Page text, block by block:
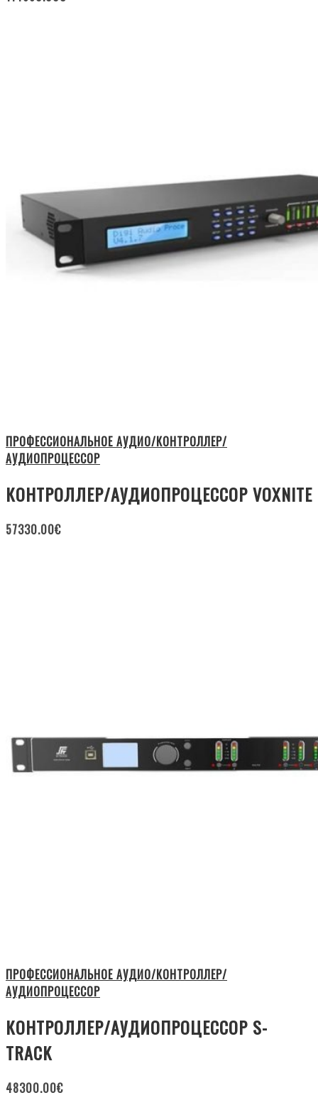
ПРОФЕССИОНАЛЬНОЕ АУДИО/КОНТРОЛЛЕР/
АУДИОПРОЦЕССОР
КОНТРОЛЛЕР/АУДИОПРОЦЕССОР VOXNITE
57330.00€
ПРОФЕССИОНАЛЬНОЕ АУДИО/КОНТРОЛЛЕР/
АУДИОПРОЦЕССОР
КОНТРОЛЛЕР/АУДИОПРОЦЕССОР S-
TRACK
48300.00€